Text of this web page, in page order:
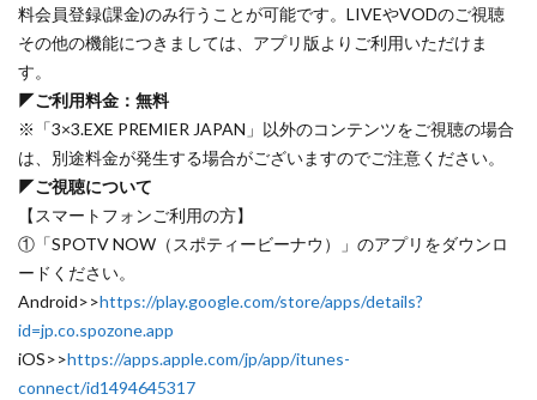
料会員登録(課金)のみ行うことが可能です。LIVEやVODのご視聴
その他の機能につきましては、アプリ版よりご利用いただけま
す。
◤ご利用料金：無料
※「3×3.EXE PREMIER JAPAN」以外のコンテンツをご視聴の場合
は、別途料金が発生する場合がございますのでご注意ください。
◤ご視聴について
【スマートフォンご利用の方】
①「SPOTV NOW（スポティービーナウ）」のアプリをダウンロ
ードください。
Android>>https://play.google.com/store/apps/details?
id=jp.co.spozone.app
iOS>>https://apps.apple.com/jp/app/itunes-
connect/id1494645317